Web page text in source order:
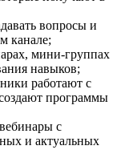
вопросы и
канале;
мини-группах
навыков;
работают с
программы
с
и актуальных